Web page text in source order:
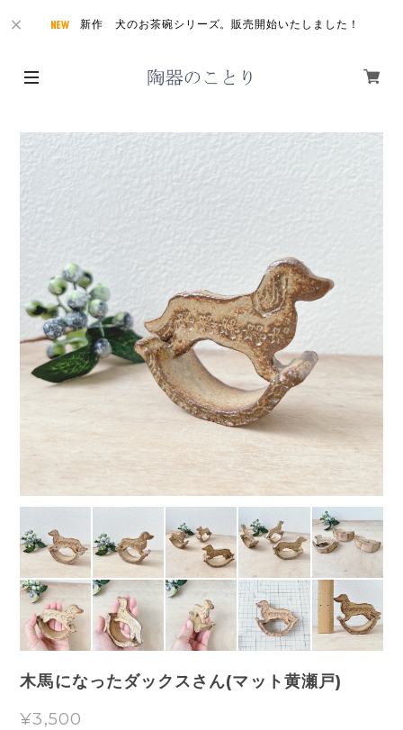
新作 犬のお茶碗シリーズ。販売開始いたしました！
木馬になったダックスさん(マット黄瀬戸)
¥3,500